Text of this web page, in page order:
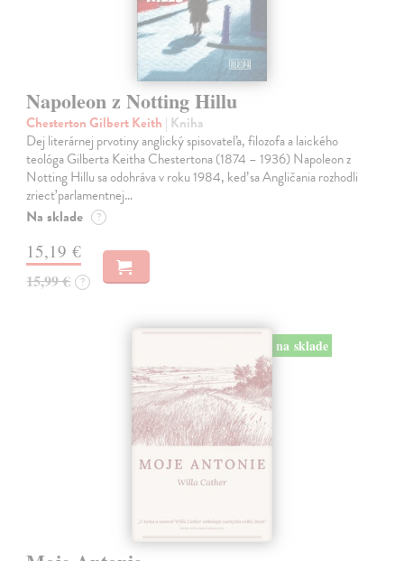
Napoleon z Notting Hillu
Chesterton Gilbert Keith | Kniha
Dej literárnej prvotiny anglický spisovateľa, filozofa a laického
teológa Gilberta Keitha Chestertona (1874 – 1936) Napoleon z
Notting Hillu sa odohráva v roku 1984, keď sa Angličania rozhodli
zriecť parlamentnej…
Na sklade ?
15,19 €
15,99 € ?
na sklade